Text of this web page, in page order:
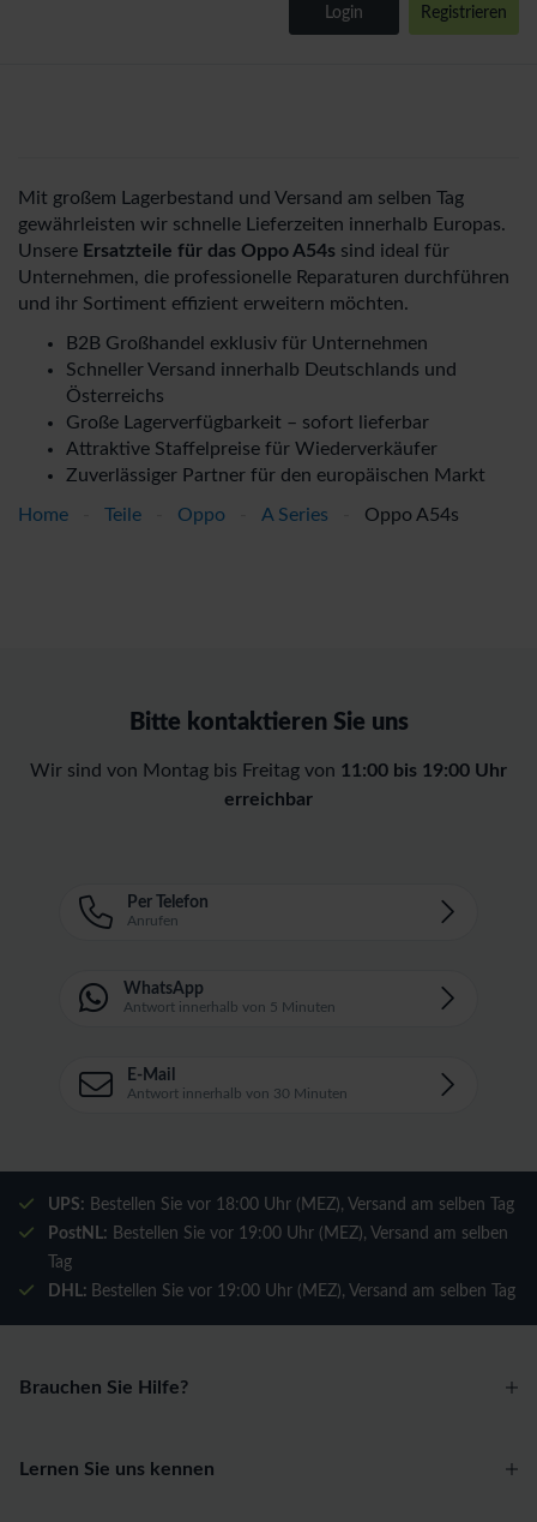
Login Registrieren
Mit großem Lagerbestand und Versand am selben Tag
gewährleisten wir schnelle Lieferzeiten innerhalb Europas.
Unsere Ersatzteile für das Oppo A54s sind ideal für
Unternehmen, die professionelle Reparaturen durchführen
und ihr Sortiment effizient erweitern möchten.
B2B Großhandel exklusiv für Unternehmen
Schneller Versand innerhalb Deutschlands und
Österreichs
Große Lagerverfügbarkeit – sofort lieferbar
Attraktive Staffelpreise für Wiederverkäufer
Zuverlässiger Partner für den europäischen Markt
Home Teile Oppo A Series Oppo A54s
Bitte kontaktieren Sie uns
Wir sind von Montag bis Freitag von 11:00 bis 19:00 Uhr
erreichbar
Per Telefon
Anrufen
WhatsApp
Antwort innerhalb von 5 Minuten
E-Mail
Antwort innerhalb von 30 Minuten
UPS: Bestellen Sie vor 18:00 Uhr (MEZ), Versand am selben Tag
PostNL: Bestellen Sie vor 19:00 Uhr (MEZ), Versand am selben
Tag
DHL: Bestellen Sie vor 19:00 Uhr (MEZ), Versand am selben Tag
Brauchen Sie Hilfe?
Lernen Sie uns kennen